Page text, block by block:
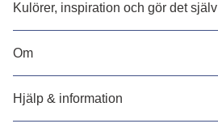
Kulörer, inspiration och gör det själv
Om
Hjälp & information